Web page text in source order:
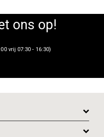
ons op!
vrij 07:30 - 16:30)